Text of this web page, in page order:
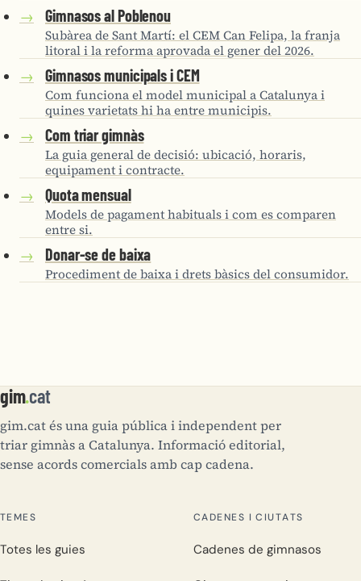
→ Gimnasos al Poblenou
Subàrea de Sant Martí: el CEM Can Felipa, la franja
litoral i la reforma aprovada el gener del 2026.
→ Gimnasos municipals i CEM
Com funciona el model municipal a Catalunya i
quines varietats hi ha entre municipis.
→ Com triar gimnàs
La guia general de decisió: ubicació, horaris,
equipament i contracte.
→ Quota mensual
Models de pagament habituals i com es comparen
entre si.
→ Donar-se de baixa
Procediment de baixa i drets bàsics del consumidor.
gim.cat
gim.cat és una guia pública i independent per
triar gimnàs a Catalunya. Informació editorial,
sense acords comercials amb cap cadena.
TEMES
Totes les guies
CADENES I CIUTATS
Cadenes de gimnasos